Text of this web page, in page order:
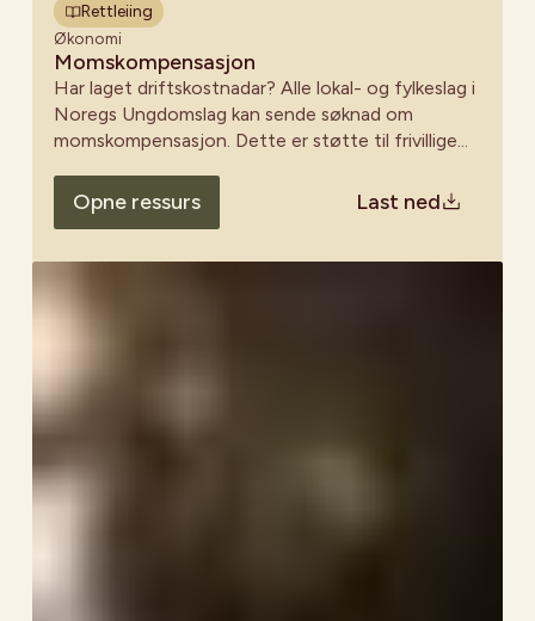
Rettleiing
Økonomi
Momskompensasjon
Har laget driftskostnadar? Alle lokal- og fylkeslag i
Noregs Ungdomslag kan sende søknad om
momskompensasjon. Dette er støtte til frivillige
kjøp av varer og tenester.
Opne ressurs Last ned